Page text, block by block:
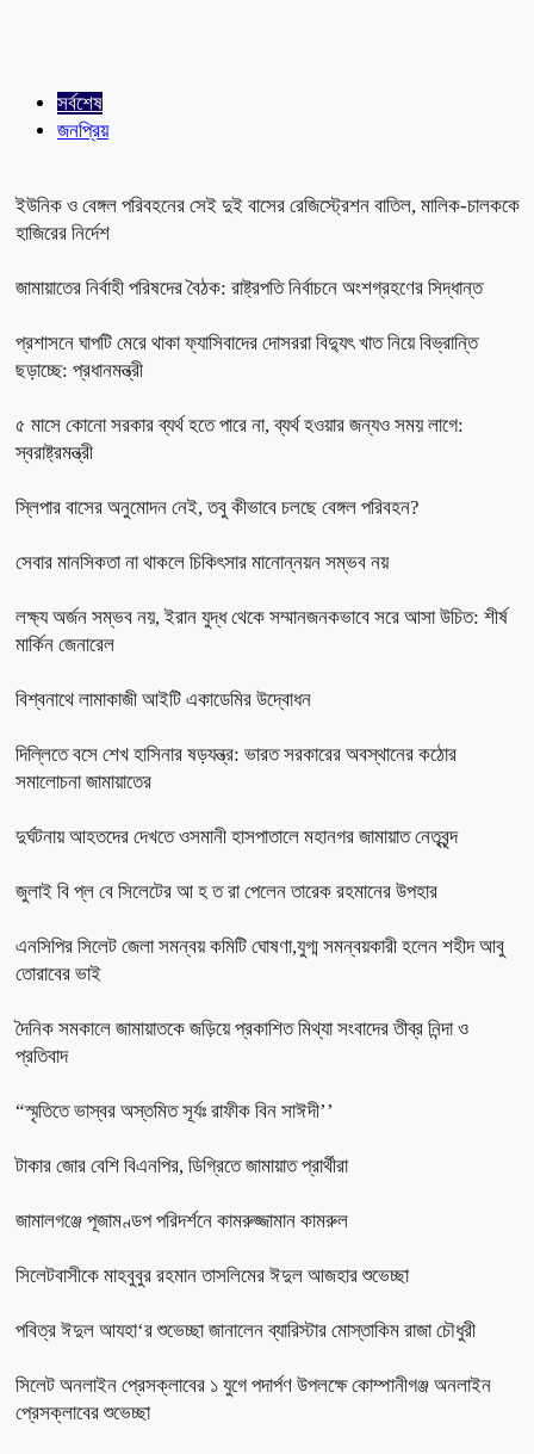
সর্বশেষ
জনপ্রিয়
ইউনিক ও বেঙ্গল পরিবহনের সেই দুই বাসের রেজিস্ট্রেশন বাতিল, মালিক-চালককে
হাজিরের নির্দেশ
জামায়াতের নির্বাহী পরিষদের বৈঠক: রাষ্ট্রপতি নির্বাচনে অংশগ্রহণের সিদ্ধান্ত
প্রশাসনে ঘাপটি মেরে থাকা ফ্যাসিবাদের দোসররা বিদ্যুৎ খাত নিয়ে বিভ্রান্তি
ছড়াচ্ছে: প্রধানমন্ত্রী
৫ মাসে কোনো সরকার ব্যর্থ হতে পারে না, ব্যর্থ হওয়ার জন্যও সময় লাগে:
স্বরাষ্ট্রমন্ত্রী
স্লিপার বাসের অনুমোদন নেই, তবু কীভাবে চলছে বেঙ্গল পরিবহন?
সেবার মানসিকতা না থাকলে চিকিৎসার মানোন্নয়ন সম্ভব নয়
লক্ষ্য অর্জন সম্ভব নয়, ইরান যুদ্ধ থেকে সম্মানজনকভাবে সরে আসা উচিত: শীর্ষ
মার্কিন জেনারেল
বিশ্বনাথে লামাকাজী আইটি একাডেমির উদ্বোধন
দিল্লিতে বসে শেখ হাসিনার ষড়যন্ত্র: ভারত সরকারের অবস্থানের কঠোর
সমালোচনা জামায়াতের
দুর্ঘটনায় আহতদের দেখতে ওসমানী হাসপাতালে মহানগর জামায়াত নেতৃবৃন্দ
জুলাই বি প্ল বে সিলেটের আ হ ত রা পেলেন তারেক রহমানের উপহার
এনসিপির সিলেট জেলা সমন্বয় কমিটি ঘোষণা,যুগ্ম সমন্বয়কারী হলেন শহীদ আবু
তোরাবের ভাই
দৈনিক সমকালে জামায়াতকে জড়িয়ে প্রকাশিত মিথ্যা সংবাদের তীব্র নিন্দা ও
প্রতিবাদ
“স্মৃতিতে ভাস্বর অস্তমিত সূর্যঃ রাফীক বিন সাঈদী’’
টাকার জোর বেশি বিএনপির, ডিগ্রিতে জামায়াত প্রার্থীরা
জামালগঞ্জে পূজামণ্ডপ পরিদর্শনে কামরুজ্জামান কামরুল
সিলেটবাসীকে মাহবুবুর রহমান তাসলিমের ঈদুল আজহার শুভেচ্ছা
পবিত্র ঈদুল আযহা‘র শুভেচ্ছা জানালেন ব্যারিস্টার মোস্তাকিম রাজা চৌধুরী
সিলেট অনলাইন প্রেসক্লাবের ১ যুগে পদার্পণ উপলক্ষে কোম্পানীগঞ্জ অনলাইন
প্রেসক্লাবের শুভেচ্ছা